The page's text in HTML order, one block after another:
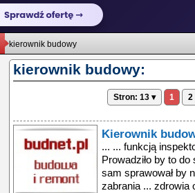
kierownik budowy
kierownik budowy:
Stron: 13 ▾ 1 2
Kierownik
... ... funkcją inspektora nadzoru inwestorskiego. Prowadziło by to do sytuacji w której kierownik budowy sam sprawował by nadzór nad sobą. Ustawa nie zabrania ... zdrowia oraz przyjęcie/przejęcie obowiązków kierowania budową. W zależności, czy kierownik budowy podejmuje jako pierwszy obowiązki wykonawcy na budowie ... Nr 89 poz. 414) jedną z samodzielnych funkcji technicznych w budownictwie a kierownik budowy to jeden z uczestników procesu budowy, obok inwestora, inspektora ... kierownik budowy - jak jest z praktyką? ... funkcji kierownika budowy nie wolno łączyć z funkcją inspektora nadzoru inwestorskiego. prowadziło by to do sytuacji w której kierownik budowy sam sprawował ... funkcją inspektora nadzoru inwestorskiego. prowadziło by to do sytuacji w której kierownik budowy sam sprawował by nadzór nad sobą. ustawa nie zabrania ... nr 89 poz. 414) jedną z samodzielnych funkcji technicznych w budownictwie a kierownik budowy to jeden z uczestników procesu budowy, obok inwestora, inspektora ... funkcji kierownika budowy nie wolno łączyć z funkcją inspektora nadzoru inwestorskiego. prowadziło by to do sytuacji w której kierownik budowy sam sprawował ... co w praktyce oznacza podjęcie obowiązków kierownika budowy? kierowanie budową jest według prawa budowlanego (ustawa z dnia 7 lipca 1994r, dz.u.1994 nr ... jako pierwszy obowiązki wykonawcy na budowie, czy przejmuje je po poprzednim kierowniku budowy w oświadczenie stwierdza się alternatywnie podjęcie bądź ... kierownik budowy - jak jest z praktyką? ... funkcji kierownika budowy nie wolno łączyć z funkcją inspektora nadzoru inwestorskiego. prowadziło by to do sytuacji w której kierownik budowy sam sprawował ... funkcją inspektora nadzoru inwestorskiego. prowadziło by to do sytuacji w której kierownik budowy sam sprawował by nadzór nad sobą. ustawa nie zabrania ... nr 89 poz. 414) jedną z samodzielnych funkcji technicznych w budownictwie a kierownik budowy to jeden z uczestników procesu budowy, obok inwestora, inspektora ... funkcji kierownika budowy nie wolno łączyć z funkcją inspektora nadzoru inwestorskiego. prowadziło by to do sytuacji w której kierownik budowy sam sprawował ... co w praktyce oznacza podjęcie obowiązków kierownika budowy? kierowanie budową jest według prawa budowlanego (ustawa z dnia 7 lipca 1994r, dz.u.1994 nr ... jako pierwszy obowiązki wykonawcy na budowie, czy przejmuje je po poprzednim kierowniku budowy w oświadczenie stwierdza się alternatywnie podjęcie bądź ... kierownik budowy - jak jest z praktyką? ... funkcji kierownika budowy nie wolno łączyć z funkcją inspektora nadzoru inwestorskiego. prowadziło by to do sytuacji w której kierownik budowy sam sprawował ... funkcją inspektora nadzoru inwestorskiego. prowadziło by to do sytuacji w której kierownik budowy sam sprawował by nadzór nad sobą. ustawa nie zabrania ... nr 89 poz. 414) jedną z samodzielnych funkcji technicznych w budownictwie a kierownik budowy to jeden z uczestników procesu budowy, obok inwestora, inspektora ... funkcji kierownika budowy nie wolno łączyć z funkcją inspektora nadzoru inwestorskiego. prowadziło by to do sytuacji w której kierownik budowy sam sprawował ... co w praktyce oznacza podjęcie obowiązków kierownika budowy? kierowanie budową jest według prawa budowlanego (ustawa z dnia 7 lipca 1994r, dz.u.1994 nr ... jako pierwszy obowiązki wykonawcy na budowie, czy przejmuje je po poprzednim kierowniku budowy w oświadczenie stwierdza się alternatywnie podjęcie bądź ... kierownik budowy - jak jest z praktyką? ... funkcji kierownika budowy nie wolno łączyć z funkcją inspektora nadzoru inwestorskiego. prowadziło by to do sytuacji w której kierownik budowy sam sprawował ... funkcją inspektora nadzoru inwestorskiego. prowadziło by to do sytuacji w której kierownik budowy sam sprawował by nadzór nad sobą. ustawa nie zabrania ... nr 89 poz. 414) jedną z samodzielnych funkcji technicznych w budownictwie a kierownik budowy to jeden z uczestników procesu budowy, obok inwestora, inspektora ... funkcji kierownika budowy nie wolno łączyć z funkcją inspektora nadzoru inwestorskiego. prowadziło by to do